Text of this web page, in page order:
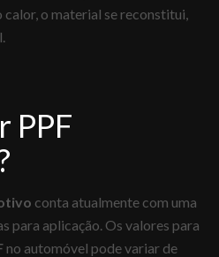
o material se reconstitui,
PPF
conta atualmente com uma
para aplicação. Os valores para
no automóvel pode variar de